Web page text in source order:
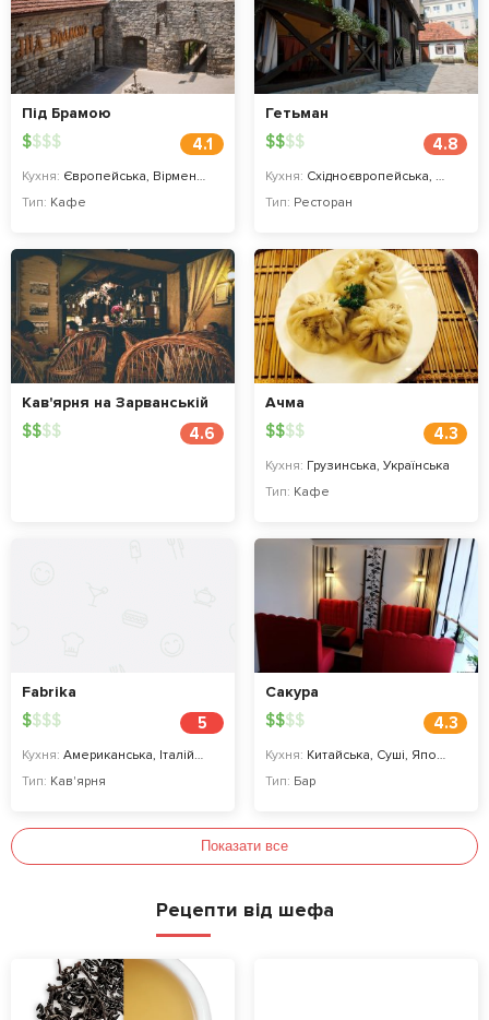
Під Брамою
Кухня: Європейська, Вірменська, Українська
Тип: Кафе
4.1
$$$$
Гетьман
Кухня: Східноєвропейська, Українська
Тип: Ресторан
4.8
$$$$
Кав'ярня на Зарванській
4.6
$$$$
Ачма
Кухня: Грузинська, Українська
Тип: Кафе
4.3
$$$$
Fabrika
Кухня: Американська, Італійська, Фаст-фуд, Східнa
Тип: Кав'ярня
5
$$$$
Сакура
Кухня: Китайська, Суші, Японська
Тип: Бар
4.3
$$$$
Показати все
Рецепти від шефа